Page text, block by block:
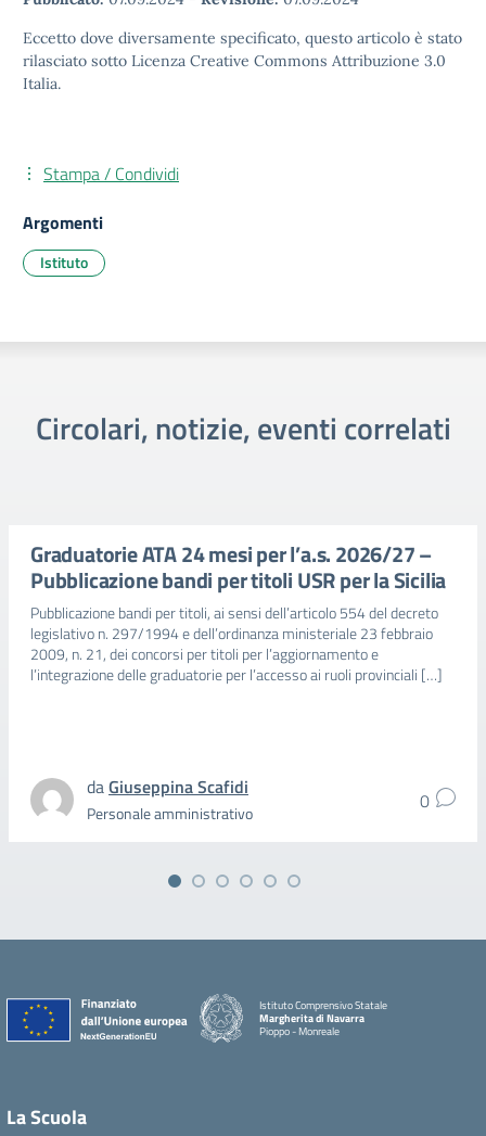
Eccetto dove diversamente specificato, questo articolo è stato
rilasciato sotto Licenza Creative Commons Attribuzione 3.0
Italia.
Stampa / Condividi
Argomenti
Istituto
Circolari, notizie, eventi correlati
Graduatorie ATA 24 mesi per l’a.s. 2026/27 –
Pubblicazione bandi per titoli USR per la Sicilia
Pubblicazione bandi per titoli, ai sensi dell’articolo 554 del decreto
legislativo n. 297/1994 e dell’ordinanza ministeriale 23 febbraio
2009, n. 21, dei concorsi per titoli per l’aggiornamento e
l’integrazione delle graduatorie per l’accesso ai ruoli provinciali […]
daGiuseppina Scafidi
Personale amministrativo 0
Istituto Comprensivo Statale
Margherita di Navarra
Pioppo - Monreale
La Scuola